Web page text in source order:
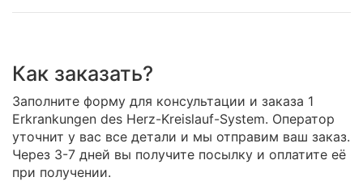
Как заказать?
Заполните форму для консультации и заказа 1
Erkrankungen des Herz-Kreislauf-System. Оператор
уточнит у вас все детали и мы отправим ваш заказ.
Через 3-7 дней вы получите посылку и оплатите её
при получении.